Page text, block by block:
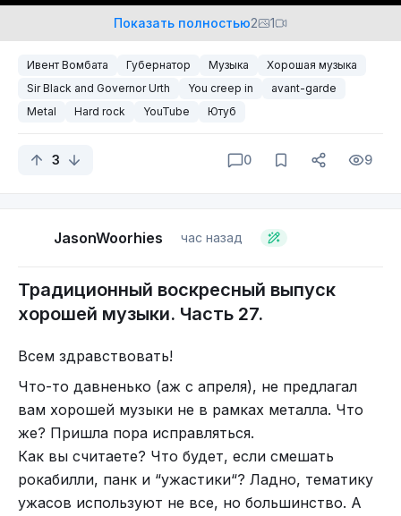
Ну, теперь вы знаете. А значит можете сходить
на бэндкамп и там послушать/купить.
До новых встреч!
Показать полностью2 1
Ивент Вомбата Губернатор Музыка
Хорошая музыка
Sir Black and Governor Urth
You creep in
avant-garde
Metal
Hard rock YouTube Ютуб
3 0 9
JasonWoorhies час назад
Традиционный воскресный выпуск
хорошей музыки. Часть 27.
Всем здравствовать!
Что-то давненько (аж с апреля), не предлагал
вам хорошей музыки не в рамках металла. Что
же? Пришла пора исправляться.
Как вы считаете? Что будет, если смешать
рокабилли, панк и “ужастики“? Ладно, тематику
ужасов используют не все, но большинство. А